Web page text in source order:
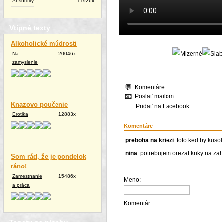
Vtipné texty
Alkoholické múdrosti
Na
zamyslenie
20046x
Knazovo poučenie
Erotika 12883x
Som rád, že je pondelok
ráno!
Zamestnanie
a práca
15486x
Komentáre
Poslať mailom
Pridať na Facebook
Komentáre
preboha na kriezi: toto ked by
nina: potrebujem orezat kriky na
Meno:
Komentár: